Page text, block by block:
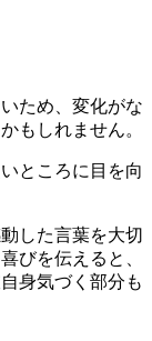
ため、変化がな
もしれません。
ところに目を向
した言葉を大切
びを伝えると、
身気づく部分も